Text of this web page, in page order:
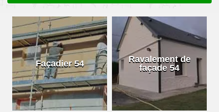
Façadier 54
Ravalement de
façade 54